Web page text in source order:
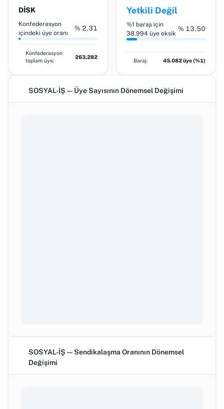
DİSK
Konfederasyon
içindeki üye oranı
% 2,31
Konfederasyon
toplam üye:
263.282
Yetkili Değil
%1 barajı için
38.994 üye eksik
% 13,50
Baraj: 45.082 üye (%1)
SOSYAL-İŞ — Üye Sayısının Dönemsel Değişimi
SOSYAL-İŞ — Sendikalaşma Oranının Dönemsel
Değişimi